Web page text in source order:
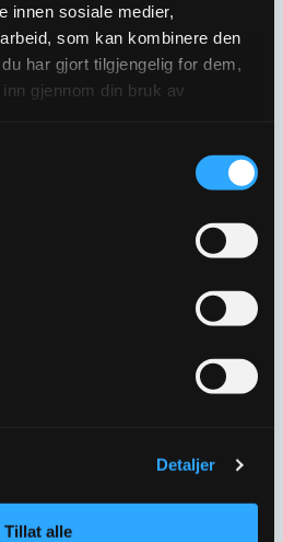
innen sosiale medier,
som kan kombinere den
har gjort tilgjengelig for dem,
gjennom din bruk av
Detaljer
Tillat alle
TILBAKESLAGSVENTIL
DN080 402B
5543083
TILBAKESLAGSVENTIL
DN125 402B